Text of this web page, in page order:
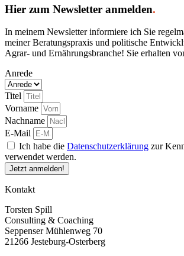
Hier zum Newsletter anmelden.
In meinem Newsletter informiere ich Sie
meiner Beratungspraxis und politische
Agrar- und Ernährungsbranche! Sie erhalten
Anrede
Titel
Vorname
Nachname
E-Mail
Ich habe die Datenschutzerklärung zur
verwendet werden.
Jetzt anmelden!
Kontakt
Torsten Spill
Consulting & Coaching
Seppenser Mühlenweg 70
21266 Jesteburg-Osterberg